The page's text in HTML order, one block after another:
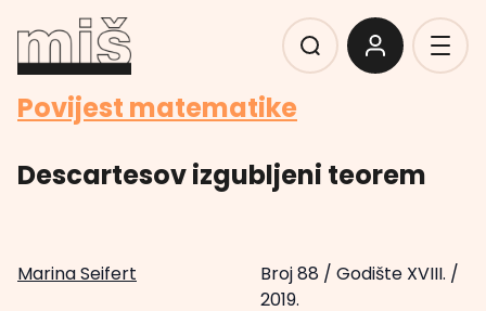
Povijest matematike
Descartesov izgubljeni teorem
Marina Seifert Broj 88/ Godište XVIII. /
2019.